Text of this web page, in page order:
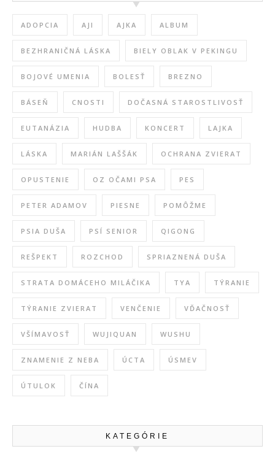
ADOPCIA AJI AJKA ALBUM
BEZHRANIČNÁ LÁSKA BIELY OBLAK V PEKINGU
BOJOVÉ UMENIA BOLESŤ BREZNO
BÁSEŇ CNOSTI DOČASNÁ STAROSTLIVOSŤ
EUTANÁZIA HUDBA KONCERT LAJKA
LÁSKA MARIÁN LAŠŠÁK OCHRANA ZVIERAT
OPUSTENIE OZ OČAMI PSA PES
PETER ADAMOV PIESNE POMÔŽME
PSIA DUŠA PSÍ SENIOR QIGONG
REŠPEKT ROZCHOD SPRIAZNENÁ DUŠA
STRATA DOMÁCEHO MILÁČIKA TYA TÝRANIE
TÝRANIE ZVIERAT VENČENIE VĎAČNOSŤ
VŠÍMAVOSŤ WUJIQUAN WUSHU
ZNAMENIE Z NEBA ÚCTA ÚSMEV
ÚTULOK ČÍNA
KATEGÓRIE